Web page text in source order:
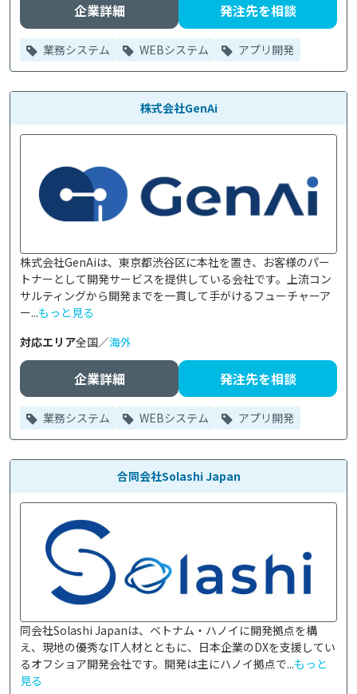
企業詳細 発注先を相談
業務システム WEBシステム アプリ開発
株式会社GenAi
株式会社GenAiは、東京都渋谷区に本社を置き、お客様のパー
トナーとして開発サービスを提供している会社です。上流コン
サルティングから開発までを一貫して手がけるフューチャーア
ー...もっと見る
対応エリア全国／海外
企業詳細 発注先を相談
業務システム WEBシステム アプリ開発
合同会社Solashi Japan
同会社Solashi Japanは、ベトナム・ハノイに開発拠点を構
え、現地の優秀なIT人材とともに、日本企業のDXを支援してい
るオフショア開発会社です。開発は主にハノイ拠点で...もっと
見る